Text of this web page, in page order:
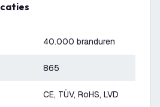
40.000 branduren
865
CE, TÜV, RoHS, LVD